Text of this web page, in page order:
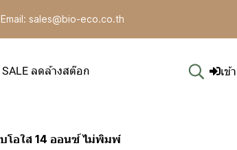
sales@bio-eco.co.th
SALE ลดล้างสต๊อก เข้
โอใส 14 ออนซ์ ไม่พิมพ์